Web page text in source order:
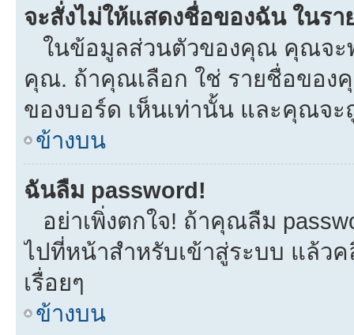
จะสั่งไม่ให้แสดงชื่อของฉัน ในร
ในข้อมูลส่วนตัวของคุณ คุณจะ
คุณ. ถ้าคุณเลือก ใช่ รายชื่อของ
ของบอร์ด เห็นเท่านั้น และคุณจ
ข้างบน
ฉันลืม password!
อย่าเพิ่งตกใจ! ถ้าคุณลืม
ไปที่หน้าสำหรับเข้าสู่ระบบ แล้ว
เรื่อยๆ
ข้างบน